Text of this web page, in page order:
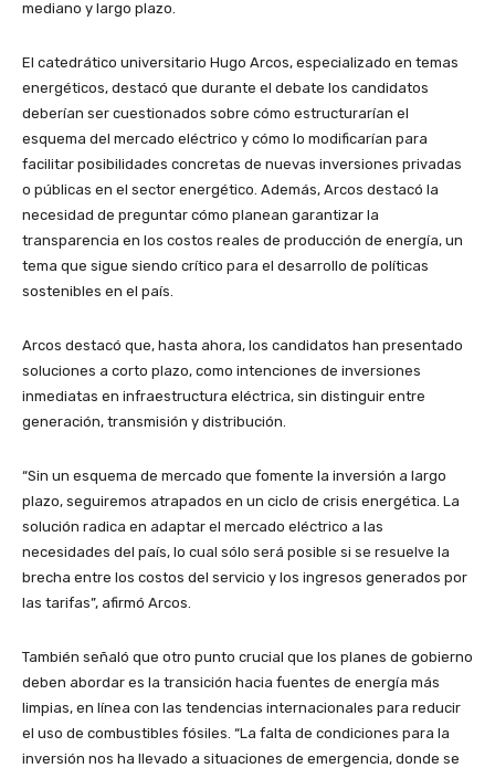
mediano y largo plazo.
El catedrático universitario Hugo Arcos, especializado en temas
energéticos, destacó que durante el debate los candidatos
deberían ser cuestionados sobre cómo estructurarían el
esquema del mercado eléctrico y cómo lo modificarían para
facilitar posibilidades concretas de nuevas inversiones privadas
o públicas en el sector energético. Además, Arcos destacó la
necesidad de preguntar cómo planean garantizar la
transparencia en los costos reales de producción de energía, un
tema que sigue siendo crítico para el desarrollo de políticas
sostenibles en el país.
Arcos destacó que, hasta ahora, los candidatos han presentado
soluciones a corto plazo, como intenciones de inversiones
inmediatas en infraestructura eléctrica, sin distinguir entre
generación, transmisión y distribución.
“Sin un esquema de mercado que fomente la inversión a largo
plazo, seguiremos atrapados en un ciclo de crisis energética. La
solución radica en adaptar el mercado eléctrico a las
necesidades del país, lo cual sólo será posible si se resuelve la
brecha entre los costos del servicio y los ingresos generados por
las tarifas”, afirmó Arcos.
También señaló que otro punto crucial que los planes de gobierno
deben abordar es la transición hacia fuentes de energía más
limpias, en línea con las tendencias internacionales para reducir
el uso de combustibles fósiles. “La falta de condiciones para la
inversión nos ha llevado a situaciones de emergencia, donde se